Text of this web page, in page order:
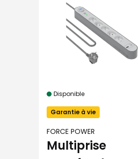
Disponible
Garantie à vie
FORCE POWER
Multiprise